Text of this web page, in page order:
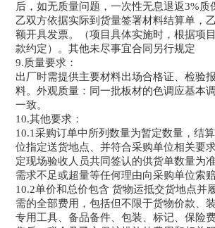
后，如无质量问题，一次性无息退返3%质
乙双方依据实际到货量签署材料结算单，
额开具发票。（项目具体实施时，根据项
款约定）。其他未尽事宜合同另行规定
9.质量要求：
出厂时需提供主要材料出场合格证、检验
料。外观质量：同一批板材的色调应基本
一致。
10.其他要求：
10.1采购订单中所列数量为暂定数量，结
位指定送货地点、并符合采购单位相关要
定现场验收人员共同签认的供货单数量为
需求不足或超量等任何理由向采购单位索赔
10.2单价和总价包含 货物运抵交货地点并
需的全部费用，包括但不限于货物价款、
专用工具、备品备件、包装、标记、保险